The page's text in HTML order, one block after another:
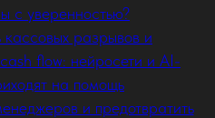
с уверенностью?
кассовых разрывов и
flow: нейросети и AI-
на помощь
и предотвратить